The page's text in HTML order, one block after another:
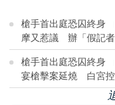
槍手首出庭恐囚終身
摩又惹議 辦「假記者
槍手首出庭恐囚終身
宴槍擊案延燒 白宮控